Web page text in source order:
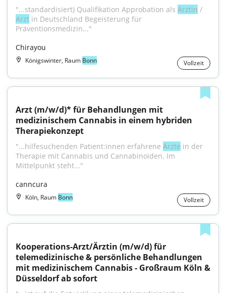
"...standardisiert) Qualifikation Approbation als Ärztin
Arzt in Deutschland Begeisterung für
Präventionsmedizin..."
Chirayou
Königswinter, Raum Bonn Vollzeit
Arzt (m/w/d)* für Behandlungen mit
medizinischem Cannabis in einem hybriden
Therapiekonzept
"...hilfesuchenden Patient:innen erfahrene Ärzte in der
Therapie mit Cannabis und Cannabinoiden. Im
Mittelpunkt steht..."
canncura
Köln, Raum Bonn Vollzeit
Kooperations-Arzt/Ärztin (m/w/d) für
telemedizinische & persönliche Behandlungen
mit medizinischem Cannabis - Großraum Köln &
Düsseldorf ab sofort